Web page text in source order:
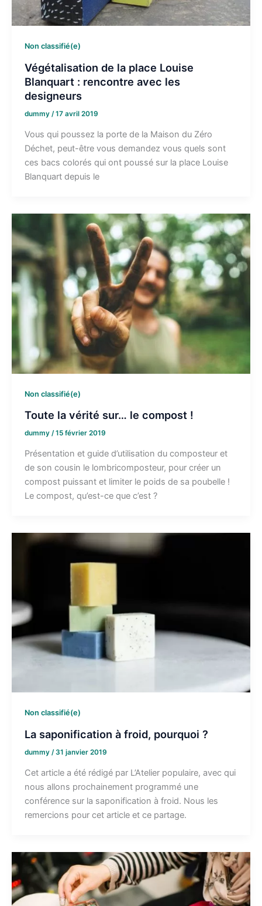
Non classifié(e)
Végétalisation de la place Louise
Blanquart : rencontre avec les
designeurs
dummy /17 avril 2019
Vous qui poussez la porte de la Maison du Zéro
Déchet, peut-être vous demandez vous quels sont
ces bacs colorés qui ont poussé sur la place Louise
Blanquart depuis le
Non classifié(e)
Toute la vérité sur… le compost !
dummy /15 février 2019
Présentation et guide d’utilisation du composteur et
de son cousin le lombricomposteur, pour créer un
compost puissant et limiter le poids de sa poubelle !
Le compost, qu’est-ce que c’est ?
Non classifié(e)
La saponification à froid, pourquoi ?
dummy /31 janvier 2019
Cet article a été rédigé par L’Atelier populaire, avec qui
nous allons prochainement programmé une
conférence sur la saponification à froid. Nous les
remercions pour cet article et ce partage.